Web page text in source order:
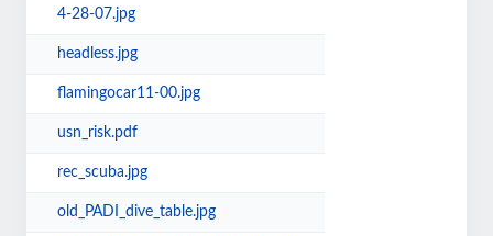
4-28-07.jpg
headless.jpg
flamingocar11-00.jpg
usn_risk.pdf
rec_scuba.jpg
old_PADI_dive_table.jpg